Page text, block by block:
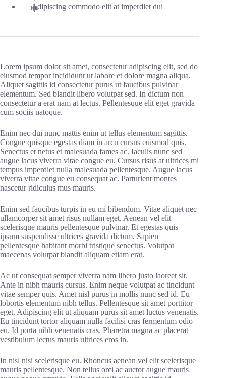
Adipiscing commodo elit at imperdiet dui
Lorem ipsum dolor sit amet, consectetur adipiscing elit, sed do
eiusmod tempor incididunt ut labore et dolore magna aliqua.
Aliquet sagittis id consectetur purus ut faucibus pulvinar
elementum. Sed blandit libero volutpat sed. In dictum non
consectetur a erat nam at lectus. Pellentesque elit eget gravida
cum sociis natoque.
Enim nec dui nunc mattis enim ut tellus elementum sagittis.
Congue quisque egestas diam in arcu cursus euismod quis.
Senectus et netus et malesuada fames ac. Iaculis nunc sed
augue lacus viverra vitae congue eu. Cursus risus at ultrices mi
tempus imperdiet nulla malesuada pellentesque. Augue lacus
viverra vitae congue eu consequat ac. Parturient montes
nascetur ridiculus mus mauris.
Enim sed faucibus turpis in eu mi bibendum. Vitae aliquet nec
ullamcorper sit amet risus nullam eget. Aenean vel elit
scelerisque mauris pellentesque pulvinar. Et egestas quis
ipsum suspendisse ultrices gravida dictum. Sapien
pellentesque habitant morbi tristique senectus. Volutpat
maecenas volutpat blandit aliquam etiam erat.
Ac ut consequat semper viverra nam libero justo laoreet sit.
Ante in nibh mauris cursus. Enim neque volutpat ac tincidunt
vitae semper quis. Amet nisl purus in mollis nunc sed id. Eu
lobortis elementum nibh tellus. Pellentesque sit amet porttitor
eget. Adipiscing elit ut aliquam purus sit amet luctus venenatis.
Eu tincidunt tortor aliquam nulla facilisi cras fermentum odio
eu. Id porta nibh venenatis cras. Pharetra magna ac placerat
vestibulum lectus mauris ultrices eros in.
In nisl nisi scelerisque eu. Rhoncus aenean vel elit scelerisque
mauris pellentesque. Non tellus orci ac auctor augue mauris